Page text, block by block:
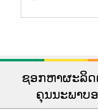
ຊອກຫາຜະລິ
ຄຸນນະພາບ